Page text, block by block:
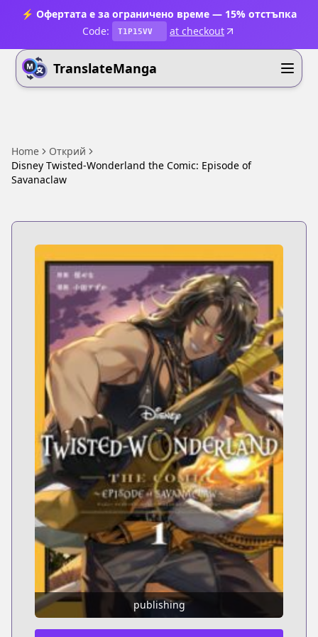
⚡ Офертата е за ограничено време — 15% отстъпка
Code:
T1P15VV at checkout
TranslateManga
Home
Открий
Disney Twisted-Wonderland the Comic: Episode of
Savanaclaw
publishing